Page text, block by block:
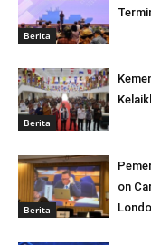
Berita
Berita
Berita
on